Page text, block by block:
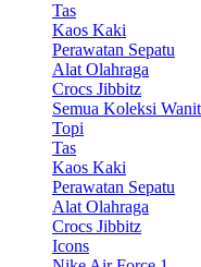
Tas
Kaos Kaki
Perawatan Sepatu
Alat Olahraga
Crocs Jibbitz
Semua Koleksi
Topi
Tas
Kaos Kaki
Perawatan Sepatu
Alat Olahraga
Crocs Jibbitz
Icons